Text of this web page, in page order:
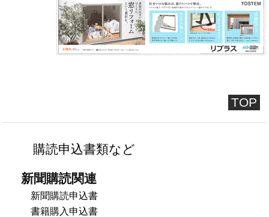
TOP
購読申込書類など
新聞購読関連
新聞購読申込書
書籍購入申込書